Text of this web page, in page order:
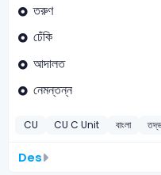
তরুণ
ঢেঁকি
আদালত
নেমন্তন্ন
CU CU C Unit বাংলা
Des